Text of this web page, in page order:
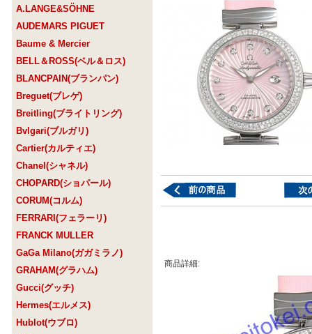
A.LANGE&SÖHNE
AUDEMARS PIGUET
Baume & Mercier
BELL＆ROSS(ベル＆ロス)
BLANCPAIN(ブランパン)
Breguet(ブレゲ)
Breitling(ブライトリング)
Bvlgari(ブルガリ)
Cartier(カルティエ)
Chanel(シャネル)
CHOPARD(ショパール)
CORUM(コルム)
FERRARI(フェラーリ)
FRANCK MULLER
GaGa Milano(ガガミラノ)
GRAHAM(グラハム)
Gucci(グッチ)
Hermes(エルメス)
Hublot(ウブロ)
商品詳細: